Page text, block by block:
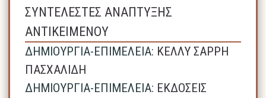
ΣΥΝΤΕΛΕΣΤΕΣ ΑΝΑΠΤΥΞΗΣ
ΑΝΤΙΚΕΙΜΕΝΟΥ
ΔΗΜΙΟΥΡΓΙΑ-ΕΠΙΜΕΛΕΙΑ: ΚΕΛΛΥ ΣΑΡΡΗ
ΠΑΣΧΑΛΙΔΗ
ΔΗΜΙΟΥΡΓΙΑ-ΕΠΙΜΕΛΕΙΑ: ΕΚΔΟΣΕΙΣ